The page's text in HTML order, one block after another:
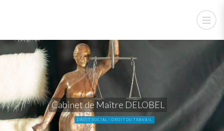
Cabinet de Maître DELOBEL
DROIT SOCIAL | DROIT DU TRAVAIL